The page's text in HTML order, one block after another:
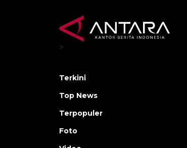
>
Terkini
Top News
Terpopuler
Foto